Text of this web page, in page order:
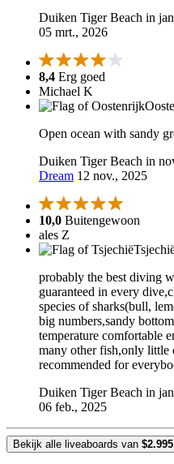
Duiken Tiger Beach in
05 mrt., 2026
8,4 Erg goed
Michael K
Open ocean with sandy
Duiken Tiger Beach in
Dream 12 nov., 2025
10,0 Buitengewoon
ales Z
probably the best diving
guaranteed in every
species of sharks(bull,
big numbers,sandy
temperature comfortable
many other fish,only little
recommended for
Duiken Tiger Beach in
06 feb., 2025
Bekijk alle liveaboards van $2.995